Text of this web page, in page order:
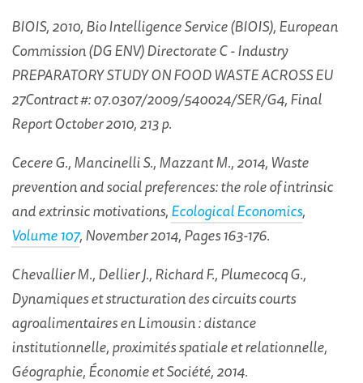
BIOIS, 2010,Bio Intelligence Service (BIOIS), European
Commission (DG ENV) Directorate C - Industry
PREPARATORY STUDY ON FOOD WASTE ACROSS EU
27Contract #: 07.0307/2009/540024/SER/G4, Final
Report October 2010, 213 p.
CecereG., Mancinelli S., Mazzant M., 2014, Waste
prevention and social preferences: the role of intrinsic
and extrinsic motivations,Ecological Economics,
Volume 107, November 2014, Pages 163-176.
Chevallier M., Dellier J., Richard F., Plumecocq G.,
Dynamiques et structuration des circuits courts
agroalimentaires en Limousin : distance
institutionnelle, proximités spatiale et relationnelle,
Géographie, Économie et Société, 2014.